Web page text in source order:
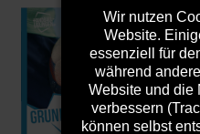
Wir nutzen
Website.
essenziell für
während
Website und die
verbessern
können selbst